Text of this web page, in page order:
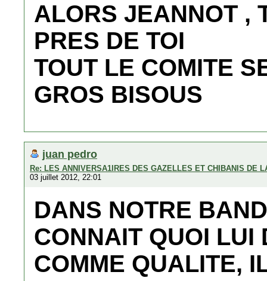
ALORS JEANNOT ,
PRES DE TOI
TOUT LE COMITE
GROS BISOUS
juan pedro
Re: LES ANNIVERSA1IRES DES GAZELLES ET CHIBANIS DE
03 juillet 2012, 22:01
DANS NOTRE
CONNAIT QUOI LUI
COMME QUALITE,